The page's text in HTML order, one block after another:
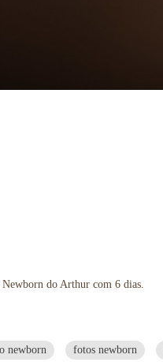
Newborn do Arthur com 6 dias.
newborn fotos newborn